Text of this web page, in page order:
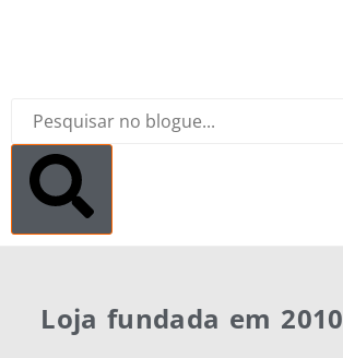
Loja fundada em 2010